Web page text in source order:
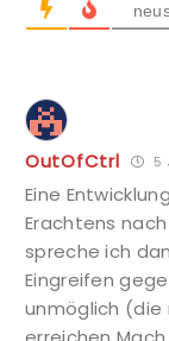
OutOfCtrl 5
Eine
Erachtens
spreche ich
Eingreifen
unmöglich